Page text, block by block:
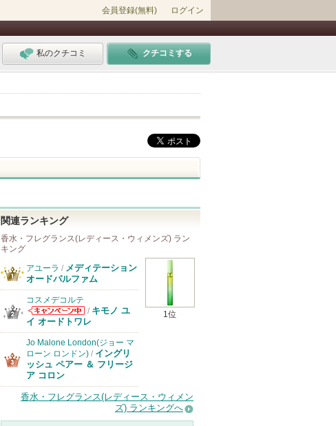
会員登録(無料) ログイン
私のクチコミ クチコミする
関連ランキング
香水・フレグランス(レディース・ウィメンズ) ラン
キング
1位
アユーラ / メディテーション
オードパルファム
コスメデコルテ
コスメデコルテ
からのお知らせ
があります
/ キモノ ユ
イ オードトワレ
Jo Malone London(ジョー マ
ローン ロンドン) / イングリ
ッシュ ペアー ＆ フリージ
ア コロン
香水・フレグランス(レディース・ウィメン
ズ) ランキングへ